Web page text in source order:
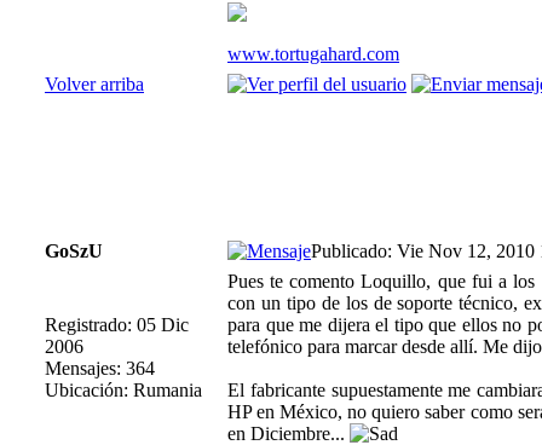
www.tortugahard.com
Volver arriba
GoSzU Publicado: Vie Nov 12, 2010
Registrado: 05 Dic
2006
Mensajes: 364
Ubicación: Rumania
Pues te comento Loquillo, que fui a los
con un tipo de los de soporte técnico,
para que me dijera el tipo que ellos no
telefónico para marcar desde allí. Me
El fabricante supuestamente me
HP en México, no quiero saber como
en Diciembre...